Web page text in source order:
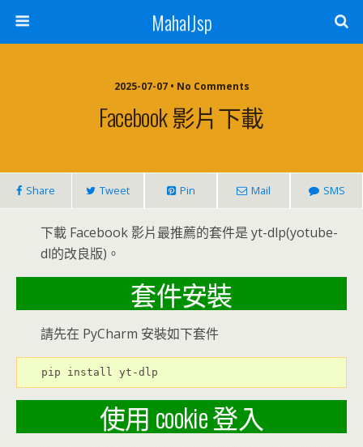
MahalJsp
2025-07-07 • No Comments
Facebook 影片下載
Share Tweet Pin Mail SMS
下載 Facebook 影片最推薦的套件是 yt-dlp(yotube-
dl的改良版)。
套件安裝
請先在 PyCharm 安裝如下套件
pip install yt-dlp
使用 cookie 登入